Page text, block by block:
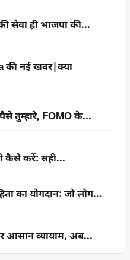
सेवा ही भाजपा की...
की नई खबर|क्या
तुम्हारे, FOMO के...
कैसे करें: सही...
का योगदान: जो लोग...
आसान व्यायाम, अब...